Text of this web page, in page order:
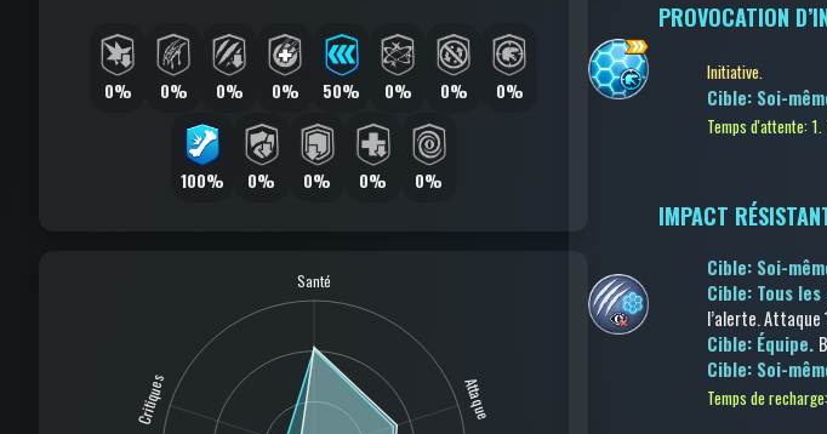
0% 0% 0% 0% 50% 0% 0% 0%
100% 0% 0% 0% 0%
Santé
Attaque
Critiques
PROVOCATION
Initiative.
Cible: Soi-
Temps d'attente: 1.
IMPACT
Cible: Soi-
Cible: Tous
l’alerte.Attaque
Cible: Équipe.
Cible: Soi-
Temps de